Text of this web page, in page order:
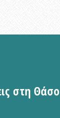
στη Θάσο